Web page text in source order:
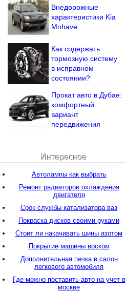
Внедорожные
характеристики Kia
Mohave
Как содержать
тормозную систему
в исправном
состоянии?
Прокат авто в Дубае:
комфортный
вариант
передвижения
Интересное
Автолампы как выбрать
Ремонт радиаторов охлаждения
двигателя
Срок службы катализатора ваз
Покраска дисков своими руками
Стоит ли накачивать шины азотом
Покрытие машины воском
Дополнительная печка в салон
легкового автомобиля
Где можно поставить авто на учет в
москве